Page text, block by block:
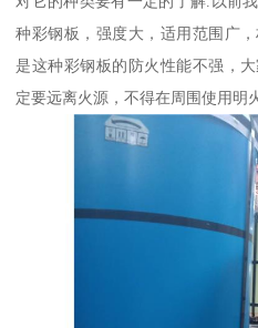
种彩钢板，强度大，适用范围广
是这种彩钢板的防火性能不强，
定要远离火源，不得在周围使用明